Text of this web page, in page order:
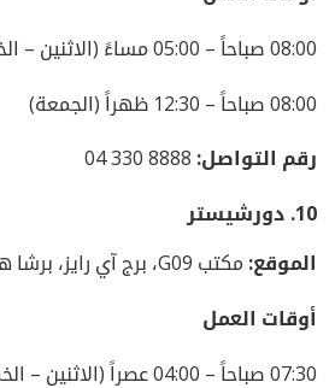
08:00 صباحاً – 05:00 مساءً (الاثنين – الخميس)
08:00 صباحاً – 12:30 ظهراً (الجمعة)
رقم التواصل:8888 330 04
10. دورشيستر
الموقع:مكتب G09، برج آي رايز، برشا هايتس
أوقات العمل
07:30 صباحاً – 04:00 عصراً (الاثنين – الخميس)